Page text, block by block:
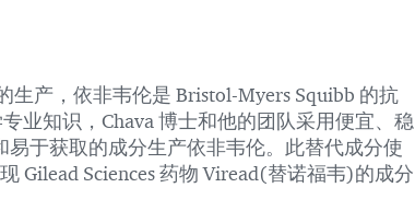
生产，依非韦伦是 Bristol-Myers Squibb 的抗
业知识，Chava 博士和他的团队采用便宜、稳
于获取的成分生产依非韦伦。此替代成分使
Gilead Sciences 药物 Viread(替诺福韦)的成分